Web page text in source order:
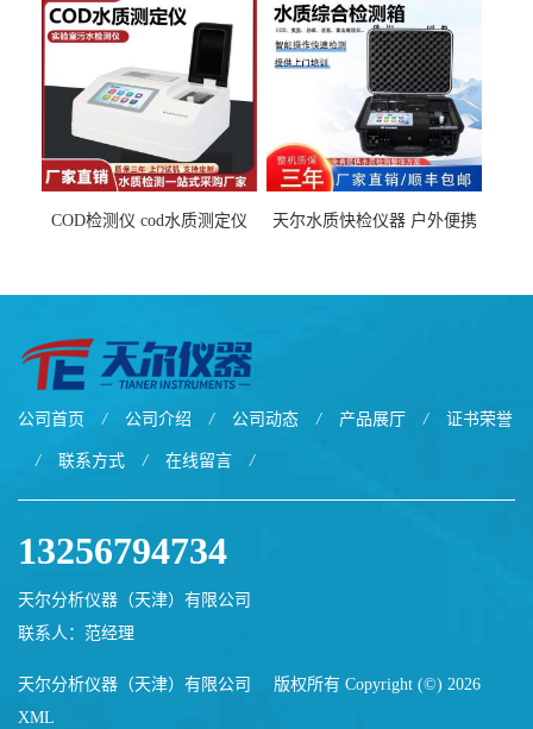
COD检测仪 cod水质测定仪
天尔水质快检仪器 户外便携
公司首页 / 公司介绍 / 公司动态 / 产品展厅 / 证书荣誉
/ 联系方式 / 在线留言 /
13256794734
天尔分析仪器（天津）有限公司
联系人：范经理
天尔分析仪器（天津）有限公司
版权所有 Copyright (©) 2026
XML